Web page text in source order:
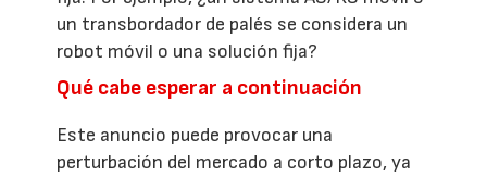
un transbordador de palés se considera un
robot móvil o una solución fija?
Qué cabe esperar a continuación
Este anuncio puede provocar una
perturbación del mercado a corto plazo, ya